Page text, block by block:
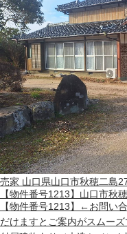
売家 山口県山口市秋穂二島
【物件番号1213】山口市秋
【物件番号1213】←お問い
だけますとご案内がスムー